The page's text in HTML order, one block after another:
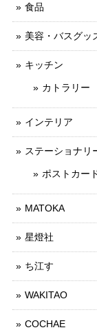
食品
美容・バスグッ
キッチン
カトラリー
インテリア
ステーショナリ
ポストカー
MATOKA
星燈社
ち江す
WAKITAO
COCHAE